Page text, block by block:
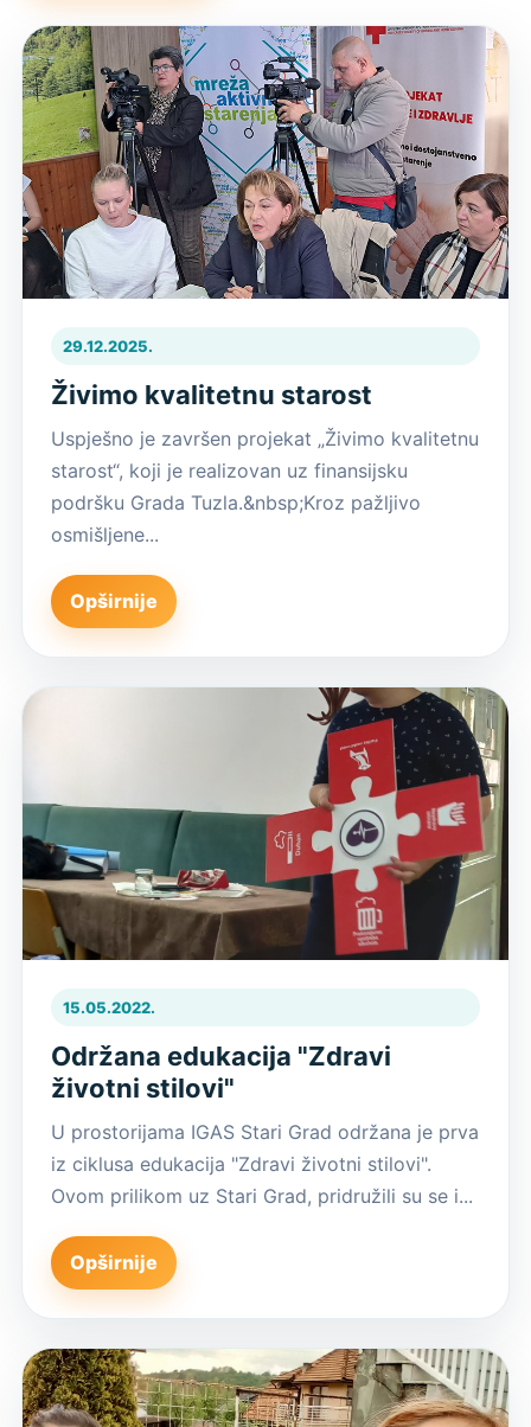
29.12.2025.
Živimo kvalitetnu starost
Uspješno je završen projekat „Živimo kvalitetnu
starost“, koji je realizovan uz finansijsku
podršku Grada Tuzla.&nbsp;Kroz pažljivo
osmišljene...
Opširnije
15.05.2022.
Održana edukacija "Zdravi
životni stilovi"
U prostorijama IGAS Stari Grad održana je prva
iz ciklusa edukacija "Zdravi životni stilovi".
Ovom prilikom uz Stari Grad, pridružili su se i...
Opširnije